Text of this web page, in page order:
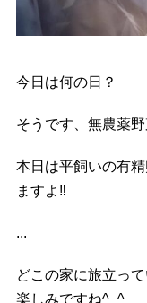
今日は何の日？
そうです、無農薬
本日は平飼いの有
ますよ ‼️
...
どこの家に旅立っ
楽しみですね^_^